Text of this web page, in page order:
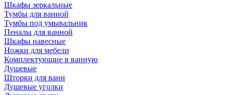
Шкафы зеркальные
Тумбы для ванной
Тумбы под умывальник
Пеналы для ванной
Шкафы навесные
Ножки для мебели
Комплектующие в ванную
Душевые
Шторки для ванн
Душевые уголки